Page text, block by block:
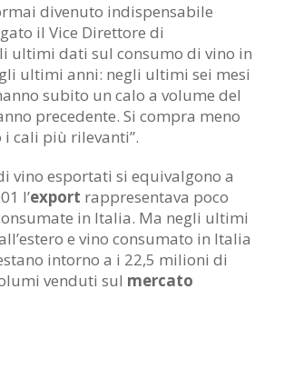
divenuto indispensabile
il Vice Direttore di
ultimi dati sul consumo di vino in
ultimi anni: negli ultimi sei mesi
subito un calo a volume del
precedente. Si compra meno
cali più rilevanti”.
vino esportati si equivalgono a
l’export rappresentava poco
in Italia. Ma negli ultimi
e vino consumato in Italia
intorno a i 22,5 milioni di
venduti sul mercato